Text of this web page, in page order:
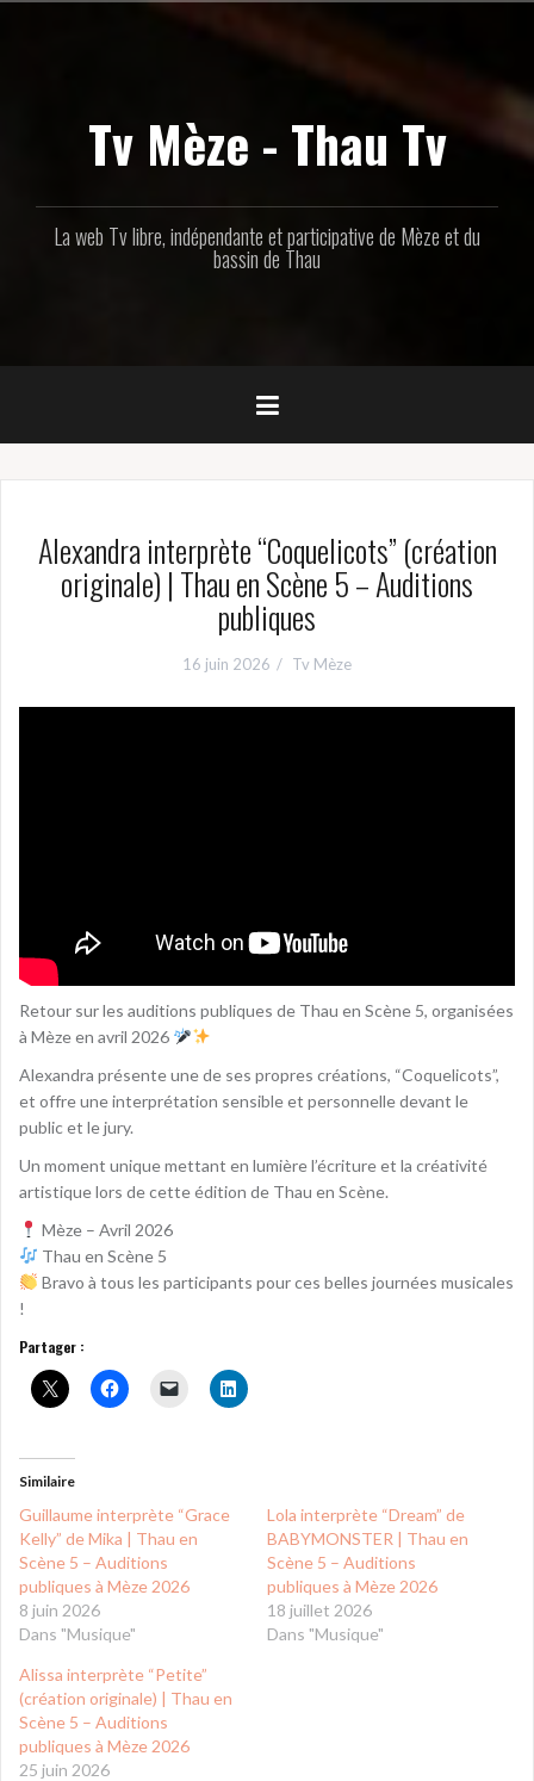
Tv Mèze - Thau Tv
La web Tv libre, indépendante et participative de Mèze et du
bassin de Thau
Alexandra interprète “Coquelicots” (création
originale) | Thau en Scène 5 – Auditions
publiques
16 juin 2026 Tv Mèze
Retour sur les auditions publiques de Thau en Scène 5, organisées
à Mèze en avril 2026
Alexandra présente une de ses propres créations, “Coquelicots”,
et offre une interprétation sensible et personnelle devant le
public et le jury.
Un moment unique mettant en lumière l’écriture et la créativité
artistique lors de cette édition de Thau en Scène.
Mèze – Avril 2026
Thau en Scène 5
Bravo à tous les participants pour ces belles journées musicales
!
Partager :
Similaire
Guillaume interprète “Grace
Kelly” de Mika | Thau en
Scène 5 – Auditions
publiques à Mèze 2026
8 juin 2026
Dans "Musique"
Lola interprète “Dream” de
BABYMONSTER | Thau en
Scène 5 – Auditions
publiques à Mèze 2026
18 juillet 2026
Dans "Musique"
Alissa interprète “Petite”
(création originale) | Thau en
Scène 5 – Auditions
publiques à Mèze 2026
25 juin 2026